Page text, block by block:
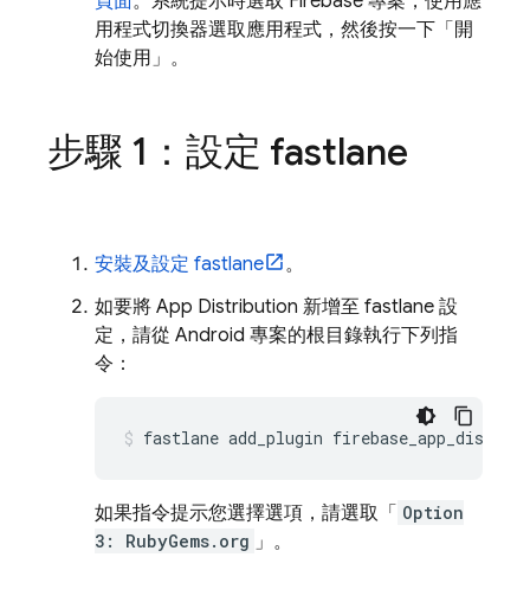
用程式切換器選取應用程式，然後按一下「開
始使用」 。
步驟 1：設定 fastlane
安裝及設定 fastlane
。
如要將 App Distribution 新增至 fastlane 設
定，請從 Android 專案的根目錄執行下列指
令：
fastlane add_plugin
如果指令提示您選擇選項，請選取「 Option
3: RubyGems.org 」。